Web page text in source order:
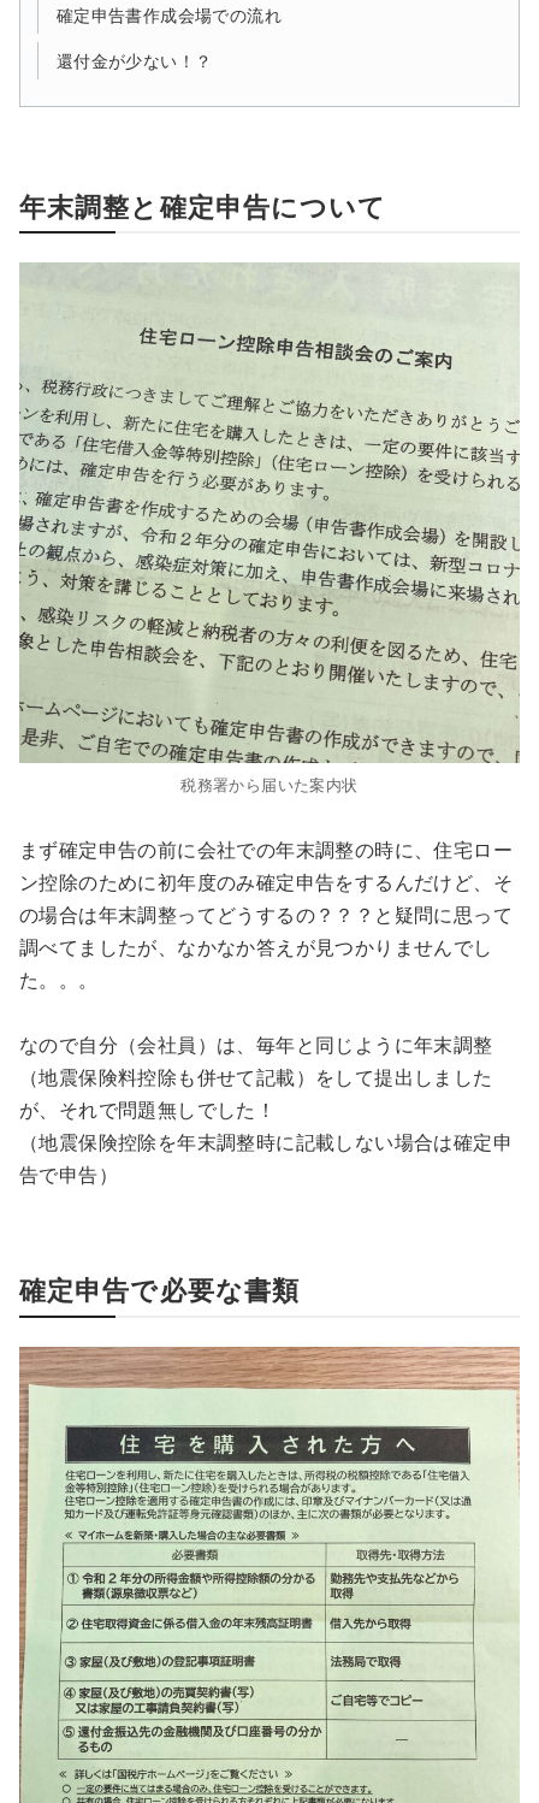
確定申告書作成会場での流れ
還付金が少ない！？
年末調整と確定申告について
税務署から届いた案内状
まず確定申告の前に会社での年末調整の時に、住宅ロー
ン控除のために初年度のみ確定申告をするんだけど、そ
の場合は年末調整ってどうするの？？？と疑問に思って
調べてましたが、なかなか答えが見つかりませんでし
た。。。
なので自分（会社員）は、毎年と同じように年末調整
（地震保険料控除も併せて記載）をして提出しました
が、それで問題無しでした！
（地震保険控除を年末調整時に記載しない場合は確定申
告で申告）
確定申告で必要な書類